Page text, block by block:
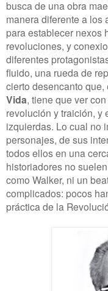
busca de una obra
manera diferente a los
para establecer nexos
revoluciones, y
diferentes
fluido, una rueda de
cierto desencanto
Vida, tiene que ver
revolución y traición, y
izquierdas. Lo cual no
personajes, de sus
todos ellos en una
historiadores no
como Walker, ni un
complicados: pocos
práctica de la